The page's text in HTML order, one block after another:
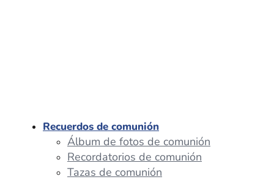
Recuerdos de comunión
Álbum de fotos de comunión
Recordatorios de comunión
Tazas de comunión